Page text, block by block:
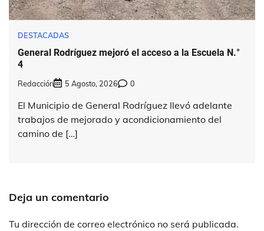
DESTACADAS
General Rodríguez mejoró el acceso a la Escuela N.°
4
Redacción 5 Agosto, 2026 0
El Municipio de General Rodríguez llevó adelante
trabajos de mejorado y acondicionamiento del
camino de […]
Deja un comentario
Tu dirección de correo electrónico no será publicada.